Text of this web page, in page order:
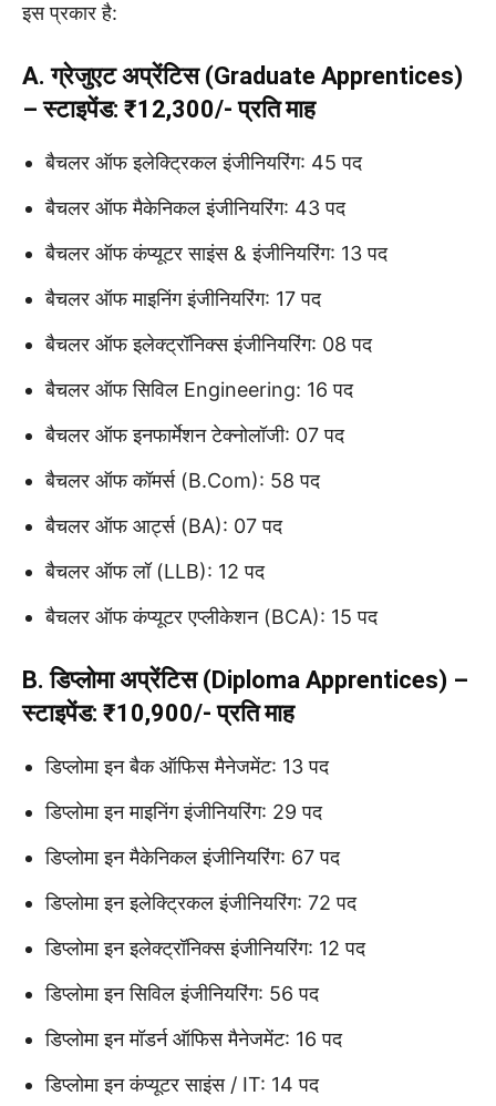
इस प्रकार है:
A. ग्रेजुएट अप्रेंटिस (Graduate Apprentices)
– स्टाइपेंड: ₹12,300/- प्रति माह
बैचलर ऑफ इलेक्ट्रिकल इंजीनियरिंग: 45 पद
बैचलर ऑफ मैकेनिकल इंजीनियरिंग: 43 पद
बैचलर ऑफ कंप्यूटर साइंस & इंजीनियरिंग: 13 पद
बैचलर ऑफ माइनिंग इंजीनियरिंग: 17 पद
बैचलर ऑफ इलेक्ट्रॉनिक्स इंजीनियरिंग: 08 पद
बैचलर ऑफ सिविल Engineering: 16 पद
बैचलर ऑफ इनफार्मेशन टेक्नोलॉजी: 07 पद
बैचलर ऑफ कॉमर्स (B.Com): 58 पद
बैचलर ऑफ आर्ट्स (BA): 07 पद
बैचलर ऑफ लॉ (LLB): 12 पद
बैचलर ऑफ कंप्यूटर एप्लीकेशन (BCA): 15 पद
B. डिप्लोमा अप्रेंटिस (Diploma Apprentices) –
स्टाइपेंड: ₹10,900/- प्रति माह
डिप्लोमा इन बैक ऑफिस मैनेजमेंट: 13 पद
डिप्लोमा इन माइनिंग इंजीनियरिंग: 29 पद
डिप्लोमा इन मैकेनिकल इंजीनियरिंग: 67 पद
डिप्लोमा इन इलेक्ट्रिकल इंजीनियरिंग: 72 पद
डिप्लोमा इन इलेक्ट्रॉनिक्स इंजीनियरिंग: 12 पद
डिप्लोमा इन सिविल इंजीनियरिंग: 56 पद
डिप्लोमा इन मॉडर्न ऑफिस मैनेजमेंट: 16 पद
डिप्लोमा इन कंप्यूटर साइंस / IT: 14 पद